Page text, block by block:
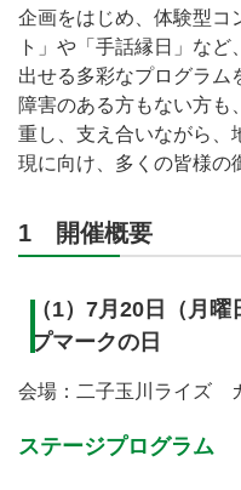
企画をはじめ、体験型コ
ト」や「手話縁日」な
出せる多彩なプログラム
障害のある方もない方も
重し、支え合いながら、
現に向け、多くの皆様の
1 開催概要
（1）7月20日（月
プマークの日
会場：二子玉川ライズ
ステージプログラム